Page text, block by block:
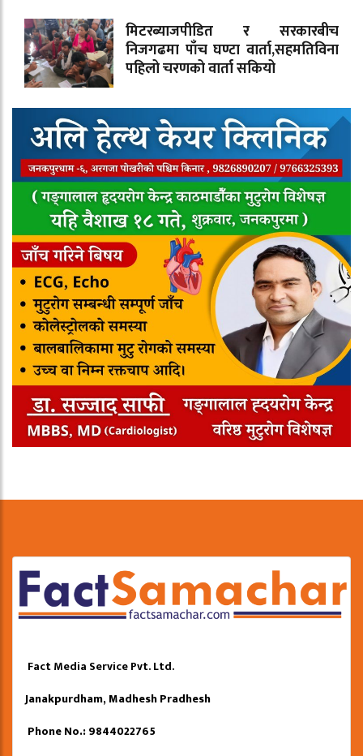
मिटरब्याजपीडित र सरकारबीच
निजगढमा पाँच घण्टा वार्ता,सहमतिविना
पहिलो चरणको वार्ता सकियो
Fact Media Service Pvt. Ltd.
Janakpurdham, Madhesh Pradhesh
Phone No.: 9844022765